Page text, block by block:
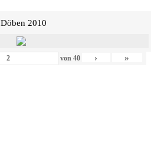
Döben 2010
von 40 › »